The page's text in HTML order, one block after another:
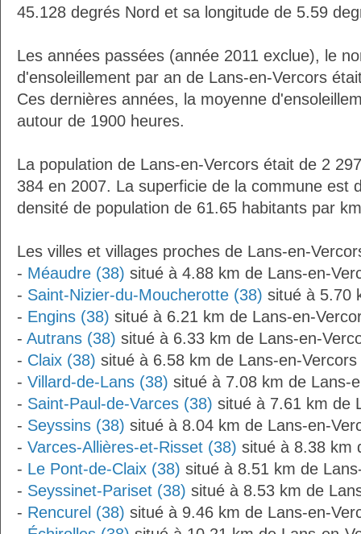
45.128 degrés Nord et sa longitude de 5.59
Les années passées (année 2011 exclue), le
d'ensoleillement par an de Lans-en-Vercors
Ces dernières années, la moyenne
autour de 1900 heures.
La population de Lans-en-Vercors était de 2
384 en 2007. La superficie de la commune est
densité de population de 61.65 habitants par
Les villes et villages proches de Lans-en-
- Méaudre (38) situé à 4.88 km de Lans-en-
- Saint-Nizier-du-Moucherotte (38) situé à 5.70
- Engins (38) situé à 6.21 km de Lans-en-
- Autrans (38) situé à 6.33 km de Lans-en-
- Claix (38) situé à 6.58 km de Lans-en-Vercors
- Villard-de-Lans (38) situé à 7.08 km de Lans-
- Saint-Paul-de-Varces (38) situé à 7.61 km de
- Seyssins (38) situé à 8.04 km de Lans-en-
- Varces-Allières-et-Risset (38) situé à 8.38 km
- Le Pont-de-Claix (38) situé à 8.51 km de
- Seyssinet-Pariset (38) situé à 8.53 km de
- Rencurel (38) situé à 9.46 km de Lans-en-